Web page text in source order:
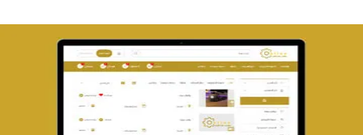
تصميم حراج مهنى